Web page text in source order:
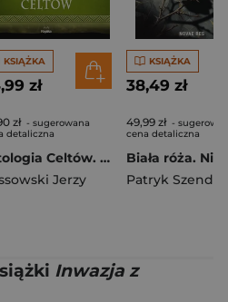
KSIĄŻKA
zł
zł - sugerowana
detaliczna
Mitologia Celtów. Wierzenia i zwyczaje
Jerzy
KSIĄŻKA
38,49 zł
49,99 zł -
cena detaliczna
Patryk
Inwazja z